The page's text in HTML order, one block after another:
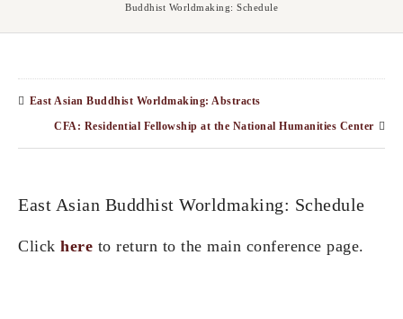
Buddhist Worldmaking: Schedule
East Asian Buddhist Worldmaking: Abstracts
CFA: Residential Fellowship at the National Humanities Center
East Asian Buddhist Worldmaking: Schedule
Click here to return to the main conference page.